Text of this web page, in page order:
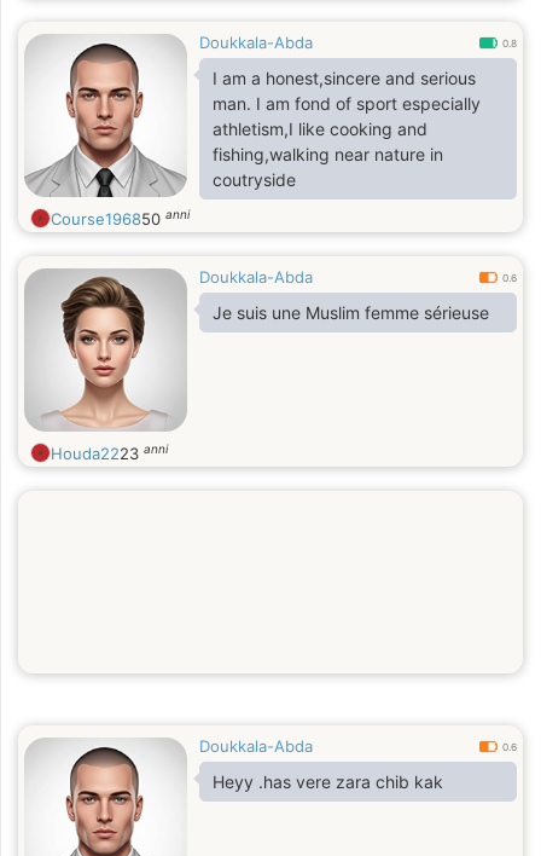
Doukkala-Abda 0.8
I am a honest,sincere and serious
man. I am fond of sport especially
athletism,I like cooking and
fishing,walking near nature in
coutryside
Course196850 anni
Doukkala-Abda 0.6
Je suis une Muslim femme sérieuse
Houda2223 anni
Doukkala-Abda 0.6
Heyy .has vere zara chib kak